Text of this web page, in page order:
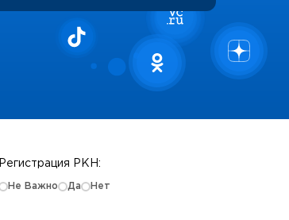
Регистрация РКН:
Не Важно Да Нет